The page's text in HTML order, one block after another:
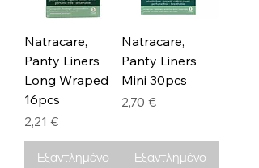
Natracare,
Panty Liners
Long Wraped
16pcs
Τιμή
2,21 €
Εξαντλημένο
Natracare,
Panty Liners
Mini 30pcs
Τιμή
2,70 €
Εξαντλημένο